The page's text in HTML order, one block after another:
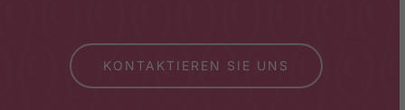
KONTAKTIEREN SIE UNS